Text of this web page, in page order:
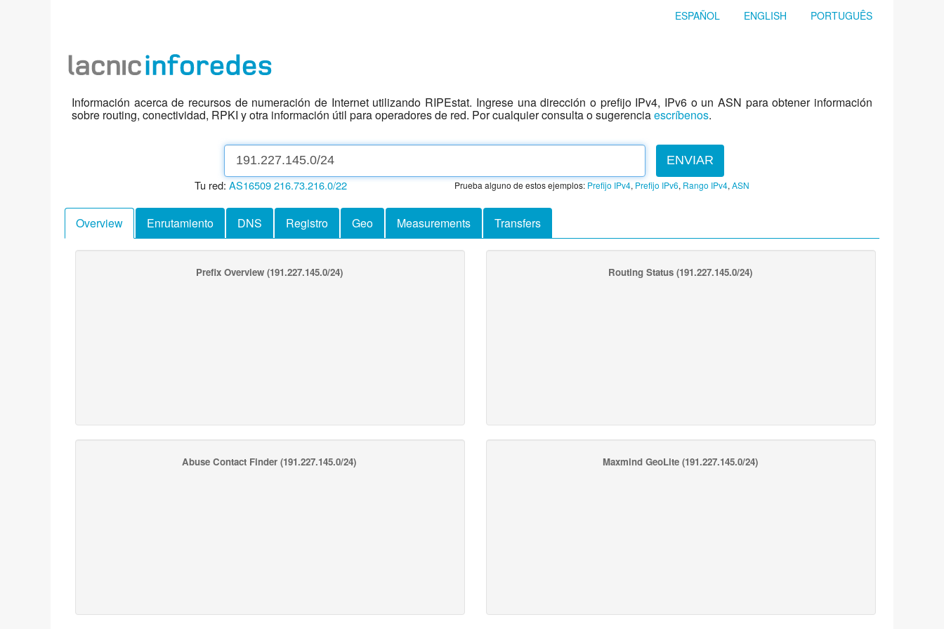
ESPAÑOL ENGLISH PORTUGUÊS
Información acerca de recursos de numeración de Internet utilizando RIPEstat. Ingrese una dirección o prefijo IPv4, IPv6 o un ASN para obtener información
sobre routing, conectividad, RPKI y otra información útil para operadores de red. Por cualquier consulta o sugerenciaescríbenos.
ENVIAR
Tu red: AS16509216.73.216.0/22 Prueba alguno de estos ejemplos: Prefijo IPv4, Prefijo IPv6, Rango IPv4, ASN
Overview Enrutamiento DNS Registro Geo Measurements Transfers
Prefix Overview(191.227.145.0/24) Routing Status(191.227.145.0/24)
Abuse Contact Finder (191.227.145.0/24) Maxmind GeoLite(191.227.145.0/24)